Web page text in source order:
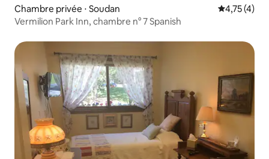
Chambre privée ⋅ Soudan Évaluation
4,75 (4)
Vermilion Park Inn, chambre n° 7 Spanish